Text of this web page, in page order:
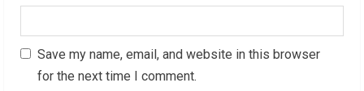
Save my name, email, and website in this browser
for the next time I comment.